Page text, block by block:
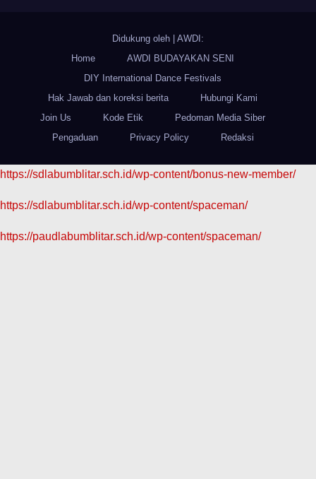
Didukung oleh
AWDI:
Home
AWDI BUDAYAKAN SENI
DIY International Dance Festivals
Hak Jawab dan koreksi berita
Hubungi Kami
Join Us
Kode Etik
Pedoman Media Siber
Pengaduan
Privacy Policy Redaksi
https://sdlabumblitar.sch.id/wp-content/bonus-new-member/
https://sdlabumblitar.sch.id/wp-content/spaceman/
https://paudlabumblitar.sch.id/wp-content/spaceman/